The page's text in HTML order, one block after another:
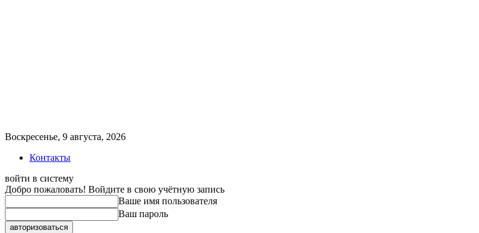
Воскресенье, 9 августа, 2026
Контакты
войти в систему
Добро пожаловать! Войдите в свою учётную запись
Ваше имя пользователя
Ваш пароль